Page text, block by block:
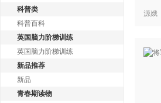
科普类
科普百科
英国脑力阶梯训练
英国脑力阶梯训练
新品推荐
新品
青春期读物
源娥